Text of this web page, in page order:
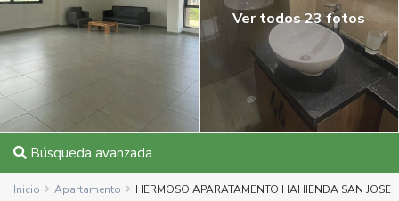
Ver todos 23 fotos
Búsqueda avanzada
Inicio Apartamento HERMOSO APARATAMENTO HAHIENDA SAN JOSE